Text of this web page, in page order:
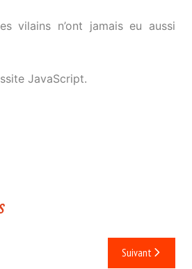
vilains n’ont jamais eu aussi
JavaScript.
Suivant